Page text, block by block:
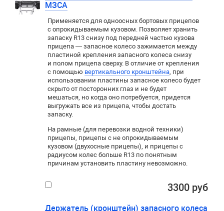
МЗСА
Применяется для одноосных бортовых прицепов
с опрокидываемым кузовом. Позволяет хранить
запаску R13 снизу под передней частью кузова
прицепа — запасное колесо зажимается между
пластиной крепления запасного колеса снизу
и полом прицепа сверху. В отличие от крепления
с помощью вертикального кронштейна, при
использовании пластины запасное колесо будет
скрыто от посторонних глаз и не будет
мешаться, но когда оно потребуется, придется
выгружать все из прицепа, чтобы достать
запаску.
На рамные (для перевозки водной техники)
прицепы, прицепы с не опрокидываемым
кузовом (двухосные прицепы), и прицепы с
радиусом колес больше R13 по понятным
причинам установить пластину невозможно.
3300 руб
Держатель (кронштейн) запасного колеса